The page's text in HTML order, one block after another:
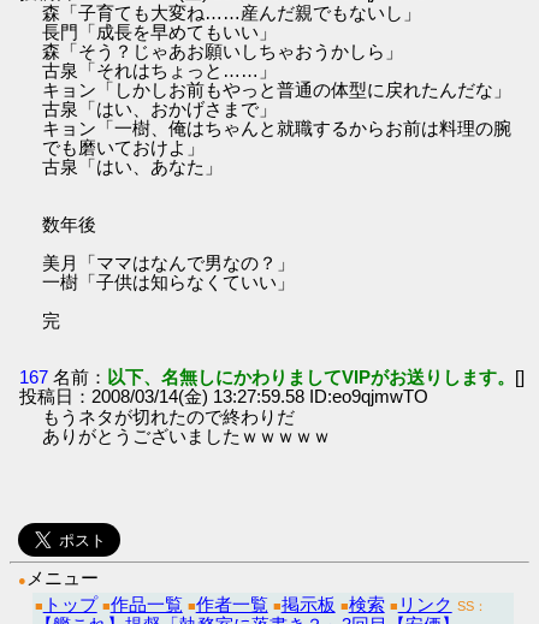
森「子育ても大変ね……産んだ親でもないし」
長門「成長を早めてもいい」
森「そう？じゃあお願いしちゃおうかしら」
古泉「それはちょっと……」
キョン「しかしお前もやっと普通の体型に戻れたんだな」
古泉「はい、おかげさまで」
キョン「一樹、俺はちゃんと就職するからお前は料理の腕
でも磨いておけよ」
古泉「はい、あなた」
数年後
美月「ママはなんで男なの？」
一樹「子供は知らなくていい」
完
167 名前： 以下、名無しにかわりましてVIPがお送りします。 []
投稿日：2008/03/14(金) 13:27:59.58 ID:eo9qjmwTO
もうネタが切れたので終わりだ
ありがとうございましたｗｗｗｗｗ
● メニュー
■ トップ ■作品一覧 ■作者一覧 ■掲示板 ■検索 ■ リンク SS：